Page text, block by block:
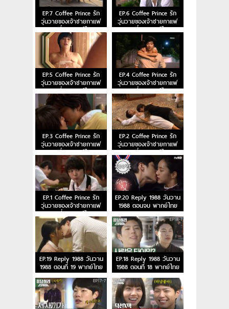
EP.7 Coffee Prince รัก
วุ่นวายของเจ้าชายกาแฟ
ตอนที่ 7 พากย์ไทย
EP.6 Coffee Prince รัก
วุ่นวายของเจ้าชายกาแฟ
ตอนที่ 6 พากย์ไทย
EP.5 Coffee Prince รัก
วุ่นวายของเจ้าชายกาแฟ
ตอนที่ 5 พากย์ไทย
EP.4 Coffee Prince รัก
วุ่นวายของเจ้าชายกาแฟ
ตอนที่ 4 พากย์ไทย
EP.3 Coffee Prince รัก
วุ่นวายของเจ้าชายกาแฟ
ตอนที่ 3 พากย์ไทย
EP.2 Coffee Prince รัก
วุ่นวายของเจ้าชายกาแฟ
ตอนที่ 2 พากย์ไทย
EP.1 Coffee Prince รัก
วุ่นวายของเจ้าชายกาแฟ
ตอนที่ 1 พากย์ไทย
EP.20 Reply 1988 วันวาน
1988 ตอนจบ พากย์ไทย
EP.19 Reply 1988 วันวาน
1988 ตอนที่ 19 พากย์ไทย
EP.18 Reply 1988 วันวาน
1988 ตอนที่ 18 พากย์ไทย